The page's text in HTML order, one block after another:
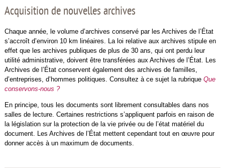
Acquisition de nouvelles archives
Chaque année, le volume d’archives conservé par les Archives de l’État
s’accroît d’environ 10 km linéaires. La loi relative aux archives stipule en
effet que les archives publiques de plus de 30 ans, qui ont perdu leur
utilité administrative, doivent être transférées aux Archives de l’État. Les
Archives de l’État conservent également des archives de familles,
d’entreprises, d’hommes politiques. Consultez à ce sujet la rubrique Que
conservons-nous ?
En principe, tous les documents sont librement consultables dans nos
salles de lecture. Certaines restrictions s’appliquent parfois en raison de
la législation sur la protection de la vie privée ou de l’état matériel du
document. Les Archives de l’État mettent cependant tout en œuvre pour
donner accès à un maximum de documents.